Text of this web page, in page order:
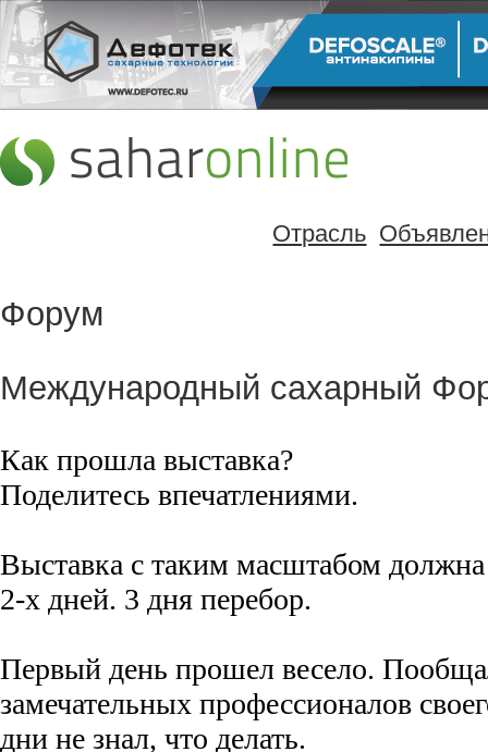
Отрасль
Форум
Международный сахарный
Как прошла выставка?
Поделитесь впечатлениями.
Выставка с таким масштабом должна
2-х дней. 3 дня перебор.
Первый день прошел весело.
замечательных профессионалов
дни не знал, что делать.